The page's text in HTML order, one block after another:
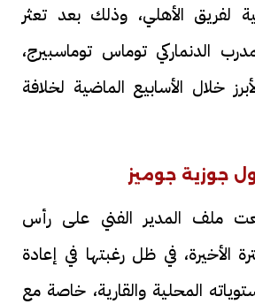
لفريق الأهلي، وذلك بعد تعثر
الدنماركي توماس توماسبيرج،
خلال الأسابيع الماضية لخلافة
جوزية جوميز
ملف المدير الفني على رأس
الأخيرة، في ظل رغبتها في إعادة
المحلية والقارية، خاصة مع